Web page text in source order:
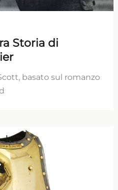
Storia di
basato sul romanzo